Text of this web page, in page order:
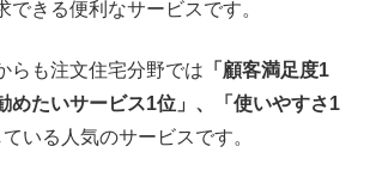
できる便利なサービスです。
らも注文住宅分野では 「顧客満足度1
めたいサービス1位」、「使いやすさ1
いる人気のサービスです。